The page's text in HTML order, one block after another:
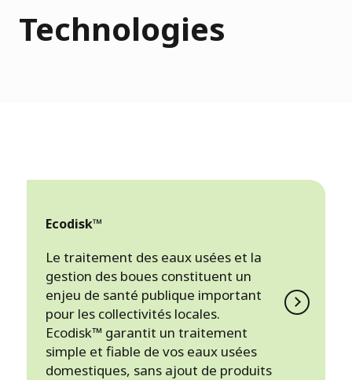
Technologies
Ecodisk™
Le traitement des eaux usées et la
gestion des boues constituent un
enjeu de santé publique important
pour les collectivités locales.
Ecodisk™ garantit un traitement
simple et fiable de vos eaux usées
domestiques, sans ajout de produits